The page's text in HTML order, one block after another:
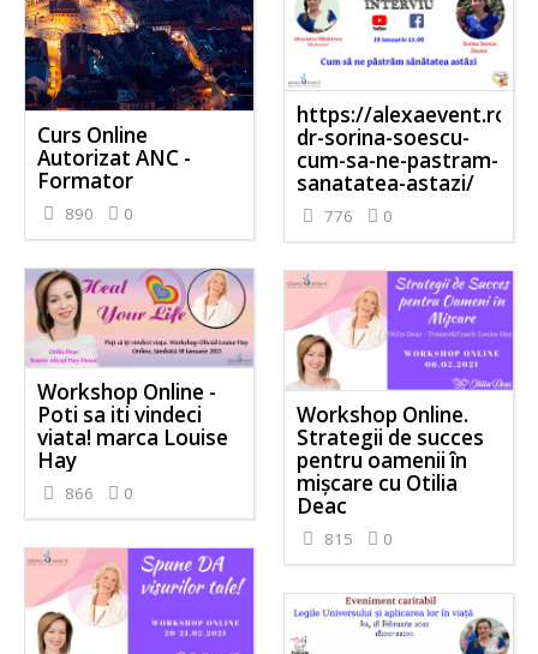
Curs Online
Autorizat ANC -
Formator
890 0
https://alexaevent.ro/
dr-sorina-soescu-
cum-sa-ne-pastram-
sanatatea-astazi/
776 0
Workshop Online -
Poti sa iti vindeci
viata! marca Louise
Hay
866 0
Workshop Online.
Strategii de succes
pentru oamenii în
mișcare cu Otilia
Deac
815 0